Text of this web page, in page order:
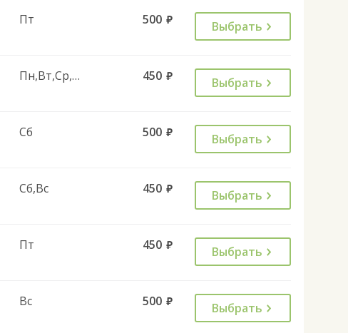
Пт 500 руб. Выбрать
Пн,Вт,Ср,Чт,Пт 450 руб. Выбрать
Сб 500 руб. Выбрать
Сб,Вс 450 руб. Выбрать
Пт 450 руб. Выбрать
Вс 500 руб. Выбрать